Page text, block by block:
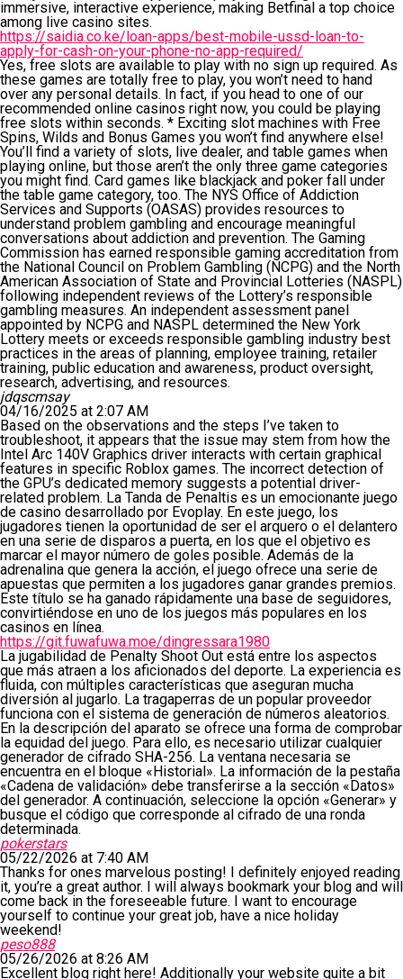
immersive, interactive experience, making Betfinal a top choice
among live casino sites.
https://saidia.co.ke/loan-apps/best-mobile-ussd-loan-to-
apply-for-cash-on-your-phone-no-app-required/
Yes, free slots are available to play with no sign up required. As
these games are totally free to play, you won’t need to hand
over any personal details. In fact, if you head to one of our
recommended online casinos right now, you could be playing
free slots within seconds. * Exciting slot machines with Free
Spins, Wilds and Bonus Games you won’t find anywhere else!
You’ll find a variety of slots, live dealer, and table games when
playing online, but those aren’t the only three game categories
you might find. Card games like blackjack and poker fall under
the table game category, too. The NYS Office of Addiction
Services and Supports (OASAS) provides resources to
understand problem gambling and encourage meaningful
conversations about addiction and prevention. The Gaming
Commission has earned responsible gaming accreditation from
the National Council on Problem Gambling (NCPG) and the North
American Association of State and Provincial Lotteries (NASPL)
following independent reviews of the Lottery’s responsible
gambling measures. An independent assessment panel
appointed by NCPG and NASPL determined the New York
Lottery meets or exceeds responsible gambling industry best
practices in the areas of planning, employee training, retailer
training, public education and awareness, product oversight,
research, advertising, and resources.
jdqscmsay
04/16/2025 at 2:07 AM
Based on the observations and the steps I’ve taken to
troubleshoot, it appears that the issue may stem from how the
Intel Arc 140V Graphics driver interacts with certain graphical
features in specific Roblox games. The incorrect detection of
the GPU’s dedicated memory suggests a potential driver-
related problem. La Tanda de Penaltis es un emocionante juego
de casino desarrollado por Evoplay. En este juego, los
jugadores tienen la oportunidad de ser el arquero o el delantero
en una serie de disparos a puerta, en los que el objetivo es
marcar el mayor número de goles posible. Además de la
adrenalina que genera la acción, el juego ofrece una serie de
apuestas que permiten a los jugadores ganar grandes premios.
Este título se ha ganado rápidamente una base de seguidores,
convirtiéndose en uno de los juegos más populares en los
casinos en línea.
https://git.fuwafuwa.moe/dingressara1980
La jugabilidad de Penalty Shoot Out está entre los aspectos
que más atraen a los aficionados del deporte. La experiencia es
fluida, con múltiples características que aseguran mucha
diversión al jugarlo. La tragaperras de un popular proveedor
funciona con el sistema de generación de números aleatorios.
En la descripción del aparato se ofrece una forma de comprobar
la equidad del juego. Para ello, es necesario utilizar cualquier
generador de cifrado SHA-256. La ventana necesaria se
encuentra en el bloque «Historial». La información de la pestaña
«Cadena de validación» debe transferirse a la sección «Datos»
del generador. A continuación, seleccione la opción «Generar» y
busque el código que corresponde al cifrado de una ronda
determinada.
pokerstars
05/22/2026 at 7:40 AM
Thanks for ones marvelous posting! I definitely enjoyed reading
it, you’re a great author. I will always bookmark your blog and will
come back in the foreseeable future. I want to encourage
yourself to continue your great job, have a nice holiday
weekend!
peso888
05/26/2026 at 8:26 AM
Excellent blog right here! Additionally your website quite a bit